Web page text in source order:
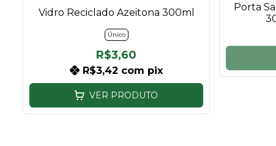
Vidro Reciclado Azeitona 300ml
Único
R$3,60
R$3,42 com pix
VER PRODUTO
Porta